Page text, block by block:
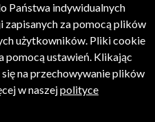
Państwa indywidualnych
za pomocą plików
użytkowników. Pliki cookie
pomocą ustawień. Klikając
na przechowywanie plików
w naszejpolityce